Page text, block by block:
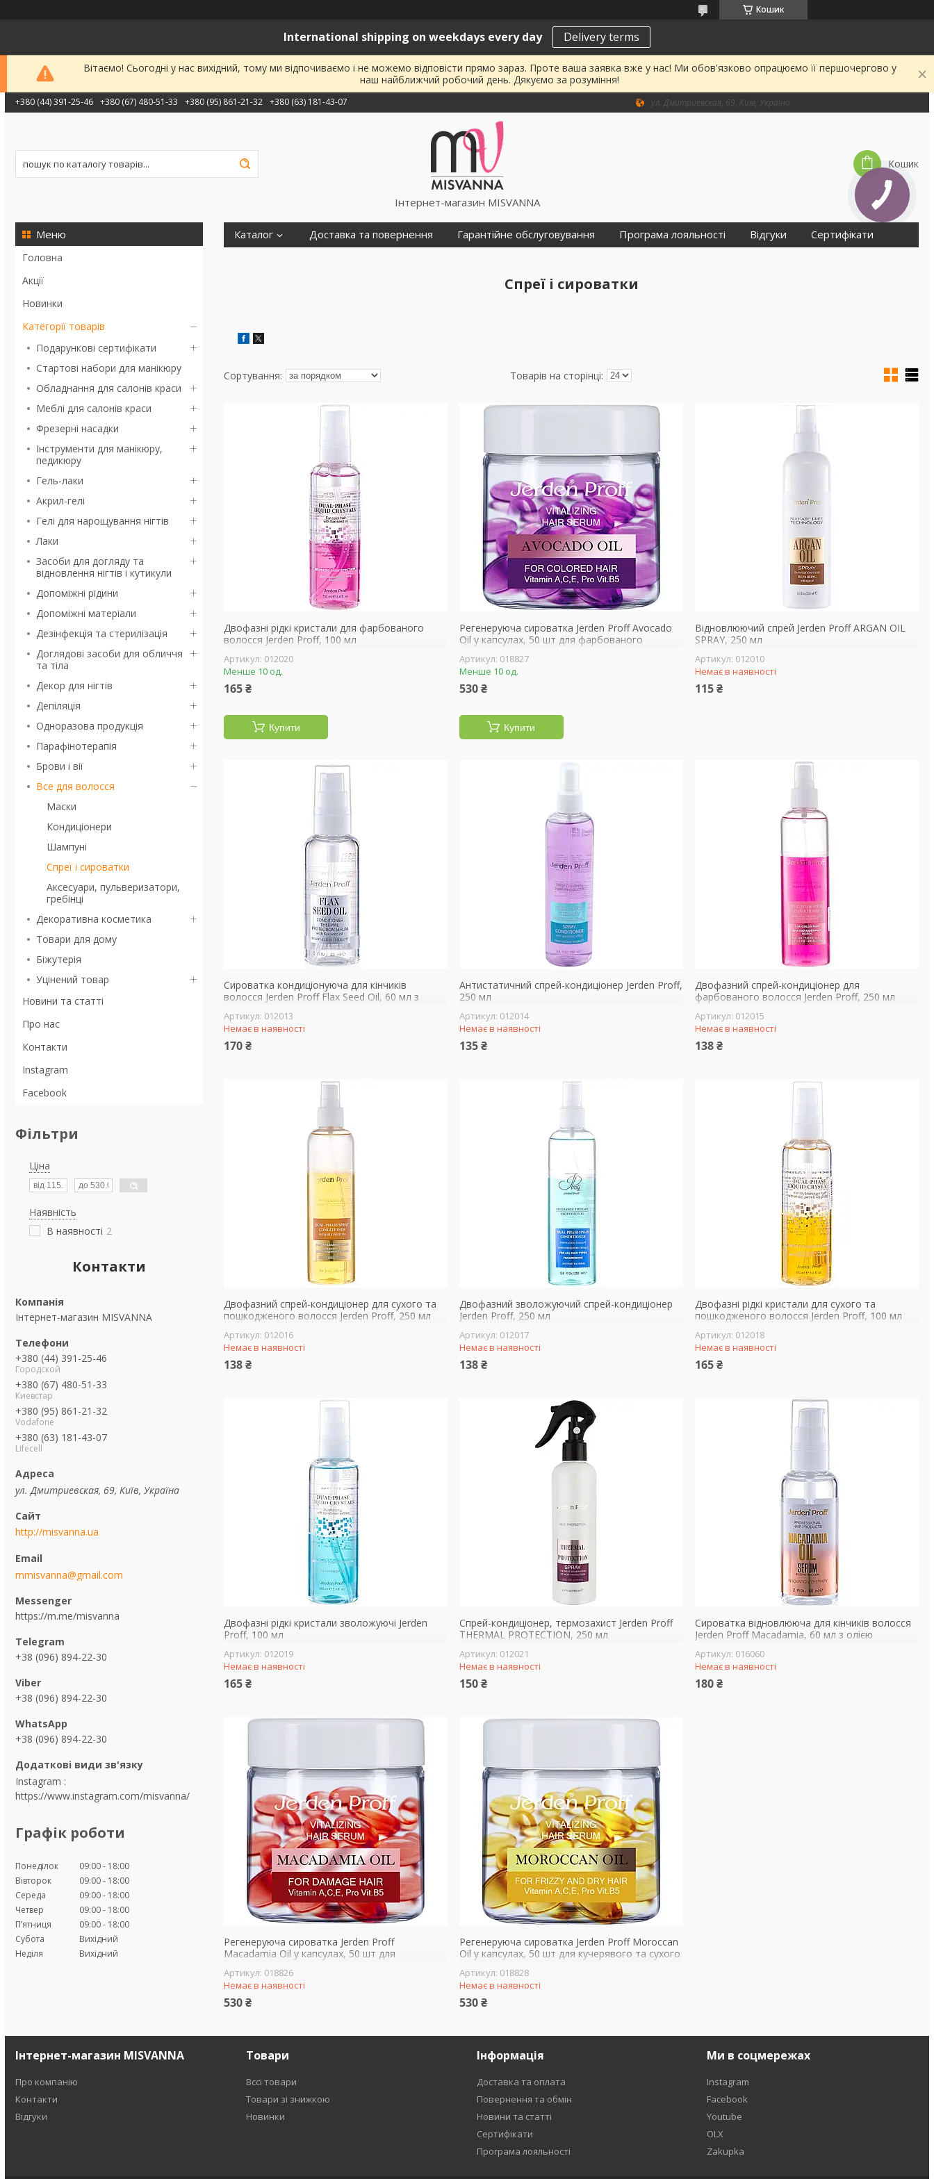
Кошик
International shipping on weekdays every day Delivery terms
Вітаємо! Сьогодні у нас вихідний, тому ми відпочиваємо і не можемо відповісти прямо зараз. Проте ваша заявка вже у нас! Ми обов'язково опрацюємо її першочергово у
наш найближчий робочий день. Дякуємо за розуміння!
+380 (44) 391-25-46 +380 (67) 480-51-33 +380 (95) 861-21-32 +380 (63) 181-43-07 ул. Дмитриевская, 69, Київ, Україна
Інтернет-магазин MISVANNA
Кошик
Головна
Акції
Новинки
Категорії товарів
Подарункові сертифікати
Стартові набори для манікюру
Обладнання для салонів краси
Меблі для салонів краси
Фрезерні насадки
Інструменти для манікюру,
педикюру
Гель-лаки
Акрил-гелі
Гелі для нарощування нігтів
Лаки
Засоби для догляду та
відновлення нігтів і кутикули
Допоміжні рідини
Допоміжні матеріали
Дезінфекція та стерилізація
Доглядові засоби для обличчя
та тіла
Декор для нігтів
Депіляція
Одноразова продукція
Парафінотерапія
Брови і вії
Все для волосся
Маски
Кондиціонери
Шампуні
Спреї і сироватки
Аксесуари, пульверизатори,
гребінці
Декоративна косметика
Товари для дому
Біжутерія
Уцінений товар
Новини та статті
Про нас
Контакти
Instagram
Facebook
Фільтри
Ціна
Наявність
В наявності 2
Контакти
Інтернет-магазин MISVANNA
+380 (44) 391-25-46
Городской
+380 (67) 480-51-33
Киевстар
+380 (95) 861-21-32
Vodafone
+380 (63) 181-43-07
Lifecell
ул. Дмитриевская, 69, Київ, Україна
http://misvanna.ua
mmisvanna@gmail.com
https://m.me/misvanna
+38 (096) 894-22-30
+38 (096) 894-22-30
+38 (096) 894-22-30
Instagram
https://www.instagram.com/misvanna/
Графік роботи
Понеділок 09:00
18:00
Вівторок
09:00
18:00
Середа
09:00
18:00
Четвер
09:00
18:00
Пʼятниця
09:00
18:00
Субота
Вихідний
Неділя
Вихідний
Каталог Доставка та повернення Гарантійне обслуговування Програма лояльності Відгуки Сертифікати
Спреї і сироватки
Двофазні рідкі кристали для фарбованого
волосся Jerden Proff, 100 мл
012020
Менше 10 од.
165 ₴
Купити
Регенеруюча сироватка Jerden Proff Avocado
Oil у капсулах, 50 шт для фарбованого
018827
Менше 10 од.
530 ₴
Купити
Відновлюючий спрей Jerden Proff ARGAN OIL
SPRAY, 250 мл
012010
Немає в наявності
115 ₴
Сироватка кондиціонуюча для кінчиків
волосся Jerden Proff Flax Seed Oil, 60 мл з
012013
Немає в наявності
170 ₴
Антистатичний спрей-кондиціонер Jerden Proff,
250 мл
012014
Немає в наявності
135 ₴
Двофазний спрей-кондиціонер для
фарбованого волосся Jerden Proff, 250 мл
012015
Немає в наявності
138 ₴
Двофазний спрей-кондиціонер для сухого та
пошкодженого волосся Jerden Proff, 250 мл
012016
Немає в наявності
138 ₴
Двофазний зволожуючий спрей-кондиціонер
Jerden Proff, 250 мл
012017
Немає в наявності
138 ₴
Двофазні рідкі кристали для сухого та
пошкодженого волосся Jerden Proff, 100 мл
012018
Немає в наявності
165 ₴
Двофазні рідкі кристали зволожуючі Jerden
Proff, 100 мл
012019
Немає в наявності
165 ₴
Спрей-кондиціонер, термозахист Jerden Proff
THERMAL PROTECTION, 250 мл
012021
Немає в наявності
150 ₴
Сироватка відновлююча для кінчиків волосся
Jerden Proff Macadamia, 60 мл з олією
016060
Немає в наявності
180 ₴
Регенеруюча сироватка Jerden Proff
Macadamia Oil у капсулах, 50 шт для
018826
Немає в наявності
530 ₴
Регенеруюча сироватка Jerden Proff Moroccan
Oil у капсулах, 50 шт для кучерявого та сухого
018828
Немає в наявності
530 ₴
Інтернет-магазин MISVANNA
Про компанію
Контакти
Відгуки
Товари
Вссі товари
Товари зі знижкою
Новинки
Інформація
Доставка та оплата
Повернення та обмін
Новини та статті
Сертифікати
Програма лояльності
Ми в соцмережах
Instagram
Facebook
Youtube
OLX
Zakupka